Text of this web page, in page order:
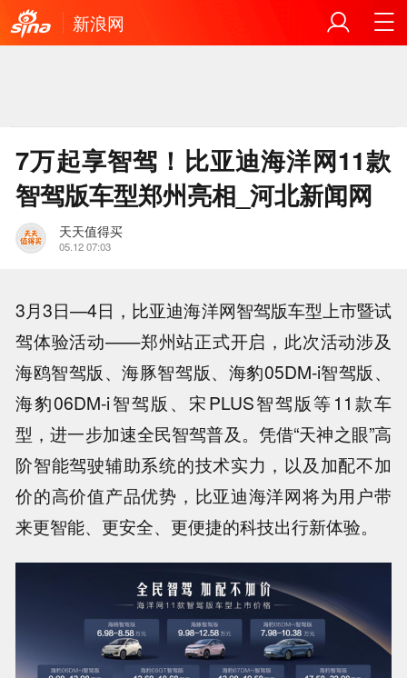
新浪网
7万起享智驾！比亚迪海洋网11款
智驾版车型郑州亮相_河北新闻网
天天值得买
05.12 07:03
3月3日—4日，比亚迪海洋网智驾版车型上市暨试
驾体验活动——郑州站正式开启，此次活动涉及
海鸥智驾版、海豚智驾版、海豹05DM-i智驾版、
海豹06DM-i智驾版、宋PLUS智驾版等11款车
型，进一步加速全民智驾普及。凭借“天神之眼”高
阶智能驾驶辅助系统的技术实力，以及加配不加
价的高价值产品优势，比亚迪海洋网将为用户带
来更智能、更安全、更便捷的科技出行新体验。